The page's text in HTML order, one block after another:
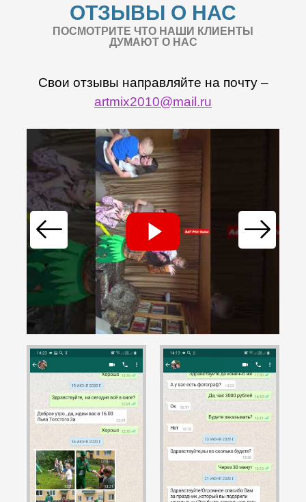
ОТЗЫВЫ О НАС
ПОСМОТРИТЕ ЧТО НАШИ КЛИЕНТЫ
ДУМАЮТ О НАС
Свои отзывы направляйте на почту –
artmix2010@mail.ru